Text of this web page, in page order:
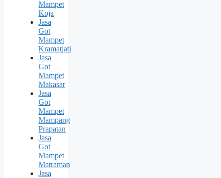
Mampet
Koja
Jasa
Got
Mampet
Kramatjati
Jasa
Got
Mampet
Makasar
Jasa
Got
Mampet
Mampang
Prapatan
Jasa
Got
Mampet
Matraman
Jasa